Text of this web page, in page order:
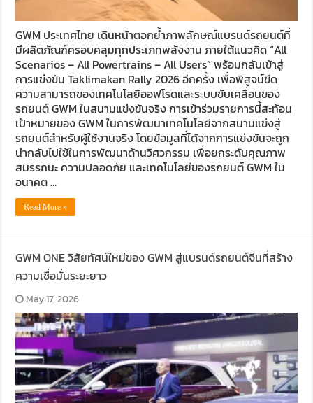
GWM ประเทศไทย เดินหน้าตอกย้ำภาพลักษณ์แบรนด์รถยนต์ที่
มีผลิตภัณฑ์ครอบคลุมทุกประเภทพลังงาน ภายใต้แนวคิด “All
Scenarios – All Powertrains – All Users” พร้อมกลับเข้าสู่
การแข่งขัน Taklimakan Rally 2026 อีกครั้ง เพื่อพิสูจน์ขีด
ความสามารถของเทคโนโลยีออฟโรดและระบบขับเคลื่อนของ
รถยนต์ GWM ในสนามแข่งขันจริง การเข้าร่วมรายการนี้สะท้อน
เป้าหมายของ GWM ในการพัฒนาเทคโนโลยีจากสนามแข่งสู่
รถยนต์สำหรับผู้ใช้งานจริง โดยข้อมูลที่ได้จากการแข่งขันจะถูก
นำกลับไปใช้ในการพัฒนาด้านวิศวกรรม เพื่อยกระดับคุณภาพ
สมรรถนะ ความปลอดภัย และเทคโนโลยีของรถยนต์ GWM ใน
อนาคต …
Read More »
GWM ONE วิสัยทัศน์ใหม่ของ GWM สู่แบรนด์รถยนต์จีนที่สร้าง
ความเชื่อมั่นระยะยาว
May 17, 2026